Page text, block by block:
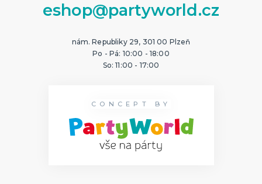
eshop@partyworld.cz
nám. Republiky 29, 301 00 Plzeň
Po - Pá: 10:00 - 18:00
So: 11:00 - 17:00
CONCEPT BY